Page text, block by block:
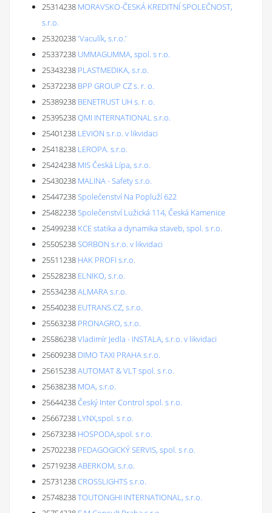
25314238 MORAVSKO-ČESKÁ KREDITNÍ SPOLEČNOST,
s.r.o.
25320238'Vaculík, s.r.o.'
25337238 UMMAGUMMA, spol. s r.o.
25343238 PLASTMEDIKA, s.r.o.
25372238 BPP GROUP CZ s. r. o.
25389238 BENETRUST UH s. r. o.
25395238QMI INTERNATIONAL s.r.o.
25401238 LEVION s.r.o. v likvidaci
25418238 LEROPA. s.r.o.
25424238 MIS Česká Lípa, s.r.o.
25430238 MALINA - Safety s.r.o.
25447238Společenství Na Popluží 622
25482238Společenství Lužická 114, Česká Kamenice
25499238 KCE statika a dynamika staveb, spol. s r.o.
25505238SORBON s.r.o. v likvidaci
25511238 HAK PROFI s.r.o.
25528238 ELNIKO, s.r.o.
25534238ALMARA s.r.o.
25540238 EUTRANS.CZ, s.r.o.
25563238 PRONAGRO, s.r.o.
25586238Vladimír Jedla - INSTALA, s.r.o. v likvidaci
25609238 DIMO TAXI PRAHA s.r.o.
25615238AUTOMAT & VLT spol. s r.o.
25638238 MOA, s.r.o.
25644238Český Inter Control spol. s r.o.
25667238 LYNX,spol. s r.o.
25673238 HOSPODA,spol. s r.o.
25702238 PEDAGOGICKÝ SERVIS, spol. s r.o.
25719238ABERKOM, s.r.o.
25731238CROSSLIGHTS s.r.o.
25748238TOUTONGHI INTERNATIONAL, s.r.o.